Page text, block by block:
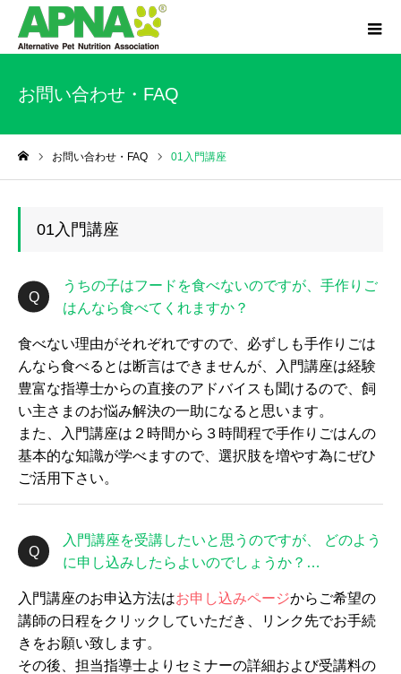
お問い合わせ・FAQ
お問い合わせ・FAQ 01入門講座
01入門講座
うちの子はフードを食べないのですが、手作りご
はんなら食べてくれますか？
食べない理由がそれぞれですので、必ずしも手作りごは
んなら食べるとは断言はできませんが、入門講座は経験
豊富な指導士からの直接のアドバイスも聞けるので、飼
い主さまのお悩み解決の一助になると思います。
また、入門講座は２時間から３時間程で手作りごはんの
基本的な知識が学べますので、選択肢を増やす為にぜひ
ご活用下さい。
入門講座を受講したいと思うのですが、 どのよう
に申し込みしたらよいのでしょうか？…
入門講座のお申込方法はお申し込みページからご希望の
講師の日程をクリックしていただき、リンク先でお手続
きをお願い致します。
その後、担当指導士よりセミナーの詳細および受講料の